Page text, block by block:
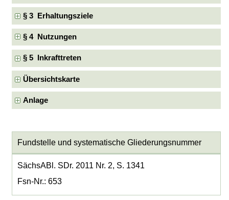
§ 3 Erhaltungsziele
§ 4 Nutzungen
§ 5 Inkrafttreten
Übersichtskarte
Anlage
Fundstelle und systematische Gliederungsnummer
SächsABl. SDr. 2011 Nr. 2, S. 1341
Fsn-Nr.: 653